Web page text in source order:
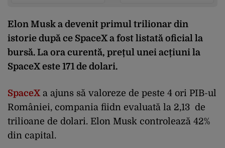
Elon Musk a devenit primul trilionar din
istorie după ce SpaceX a fost listată oficial la
bursă. La ora curentă, prețul unei acțiuni la
SpaceX este 171 de dolari.
SpaceX a ajuns să valoreze de peste 4 ori PIB-ul
României, compania fiidn evaluată la 2,13 de
trilioane de dolari. Elon Musk controlează 42%
din capital.